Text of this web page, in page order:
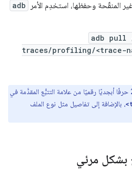
المنقّحة وحفظها، استخدِم الأمر adb
adb pull
traces/profiling/<trace-
، بالإضافة إلى تفاصيل مثل نوع الملف
بشكل مرئي